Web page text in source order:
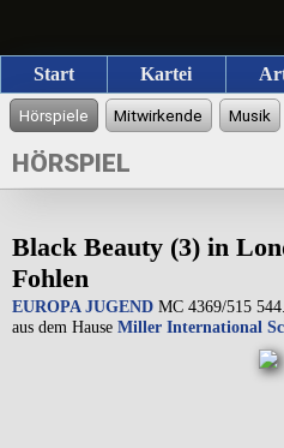
Start Kartei
HÖRSPIEL
Black Beauty (3) in
Fohlen
EUROPA JUGEND MC 4369/515
aus dem Hause Miller International